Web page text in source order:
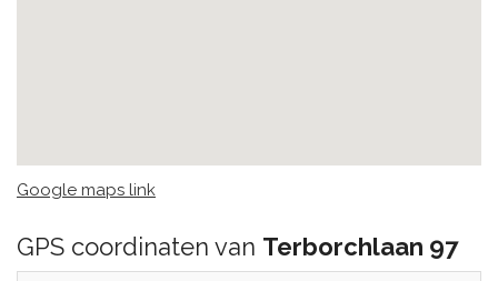
Google maps link
GPS coordinaten van Terborchlaan 97